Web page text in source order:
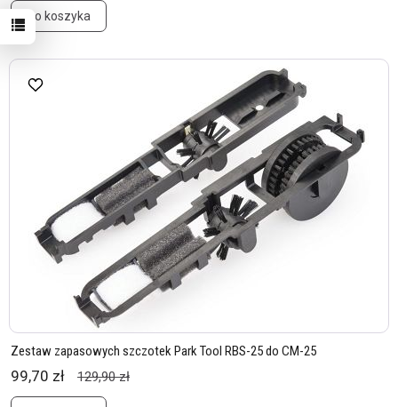
Do koszyka
Zestaw zapasowych szczotek Park Tool RBS-25 do CM-25
99,70 zł 129,90 zł